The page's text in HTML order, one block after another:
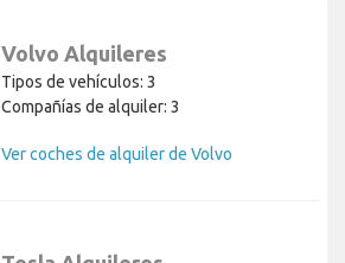
Volvo Alquileres
Tipos de vehículos: 3
Compañías de alquiler: 3
Ver coches de alquiler de Volvo